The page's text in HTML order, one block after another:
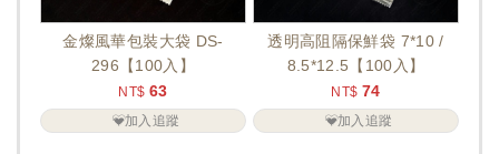
金燦風華包裝大袋 DS-
296【100入】
NT$ 63
加入追蹤
透明高阻隔保鮮袋 7*10 /
8.5*12.5【100入】
NT$ 74
加入追蹤